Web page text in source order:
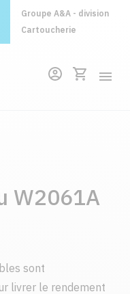
Groupe A&A - division
Cartoucherie
W2061A
sont
livrer le rendement